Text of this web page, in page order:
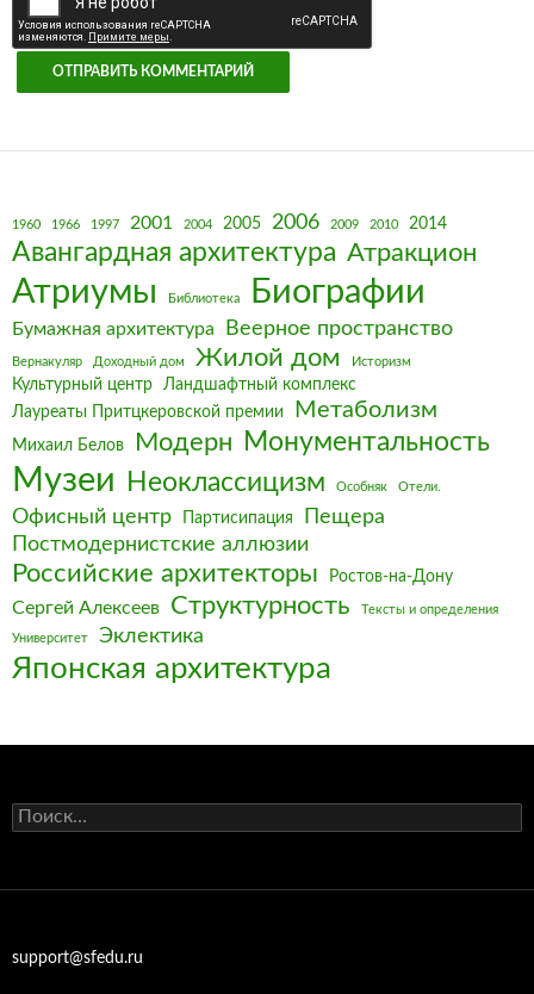
1960 1966 1997 2001 2004 2005 2006 2009 2010 2014
Авангардная архитектура Атракцион
Атриумы Библиотека Биографии
Бумажная архитектура Веерное пространство
Вернакуляр Доходный дом Жилой дом Историзм
Культурный центр
Ландшафтный комплекс
Лауреаты Притцкеровской премии
Метаболизм
Михаил Белов Модерн Монументальность
Музеи Неоклассицизм Особняк Отели.
Офисный центр Партисипация
Пещера
Постмодернистские аллюзии
Российские архитекторы Ростов-на-Дону
Сергей Алексеев Структурность Тексты и определения
Университет Эклектика
Японская архитектура
Найти:
support@sfedu.ru